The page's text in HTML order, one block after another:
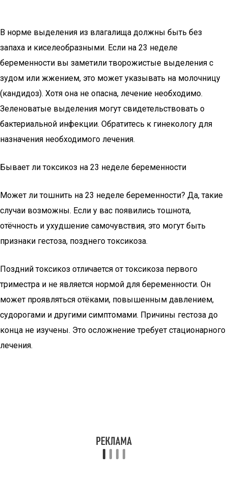
В норме выделения из влагалища должны быть без
запаха и киселеобразными. Если на 23 неделе
беременности вы заметили творожистые выделения с
зудом или жжением, это может указывать на молочницу
(кандидоз). Хотя она не опасна, лечение необходимо.
Зеленоватые выделения могут свидетельствовать о
бактериальной инфекции. Обратитесь к гинекологу для
назначения необходимого лечения.
Бывает ли токсикоз на 23 неделе беременности
Может ли тошнить на 23 неделе беременности? Да, такие
случаи возможны. Если у вас появились тошнота,
отёчность и ухудшение самочувствия, это могут быть
признаки гестоза, позднего токсикоза.
Поздний токсикоз отличается от токсикоза первого
триместра и не является нормой для беременности. Он
может проявляться отёками, повышенным давлением,
судорогами и другими симптомами. Причины гестоза до
конца не изучены. Это осложнение требует стационарного
лечения.